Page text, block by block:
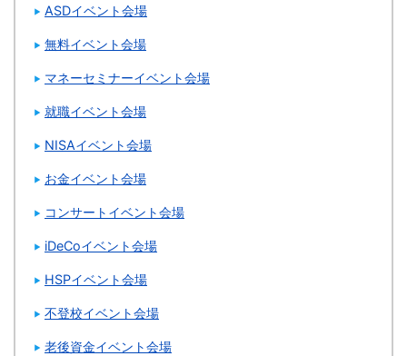
ASDイベント会場
無料イベント会場
マネーセミナーイベント会場
就職イベント会場
NISAイベント会場
お金イベント会場
コンサートイベント会場
iDeCoイベント会場
HSPイベント会場
不登校イベント会場
老後資金イベント会場